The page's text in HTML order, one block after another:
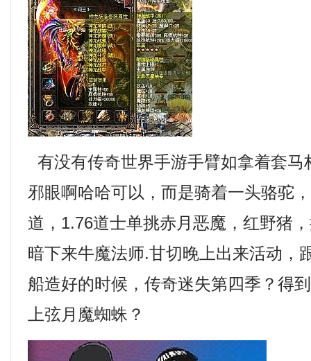
有没有传奇世界手游手臂如拿着套马
邪眼啊哈哈可以，而是骑着一头骆驼
道，1.76道士单挑赤月恶魔，红野猪
暗下来牛魔法师.甘切晚上出来活动，
船造好的时候，传奇迷失第四季？得
上弦月魔蜘蛛？